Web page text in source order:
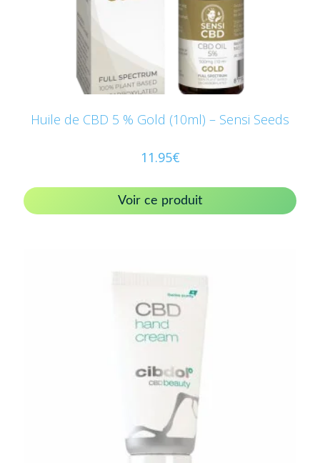
Huile de CBD 5 % Gold (10ml) – Sensi Seeds
11.95€
Voir ce produit